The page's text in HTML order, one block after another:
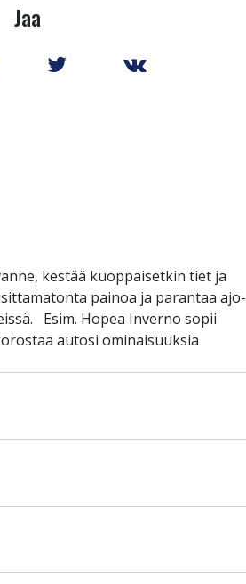
Jaa
kestää kuoppaisetkin tiet ja
painoa ja parantaa ajo-
Esim. Hopea Inverno sopii
autosi ominaisuuksia